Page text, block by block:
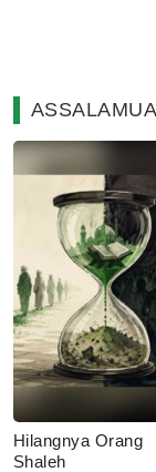
Hilangnya Orang
Shaleh